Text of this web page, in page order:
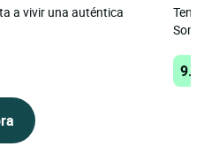
a vivir una auténtica